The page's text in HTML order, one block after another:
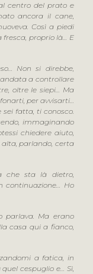
centro del prato e
ancora il cane,
Così a piedi
proprio là… E
Non si direbbe,
andata a controllare
oltre le siepi… Ma
per avvisarti…
sei fatta, ti conosco.
immaginando
chiedere aiuto,
alta, parlando, certa
che sta là dietro,
continuazione… Ho
parlava. Ma erano
casa qui a fianco,
a fatica, in
cespuglio e… Sì,